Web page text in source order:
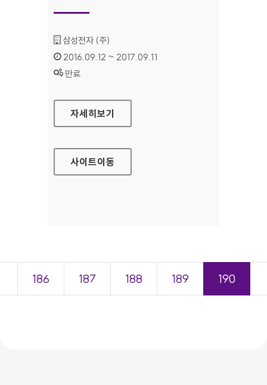
기관명 :
삼성전자 (주)
인증기간 :
2016.09.12 ~ 2017.09.11
상태 :
만료
삼성전자 승마단 대표 홈페이지
자세히보기
사이트이동
186 187 188 189 190